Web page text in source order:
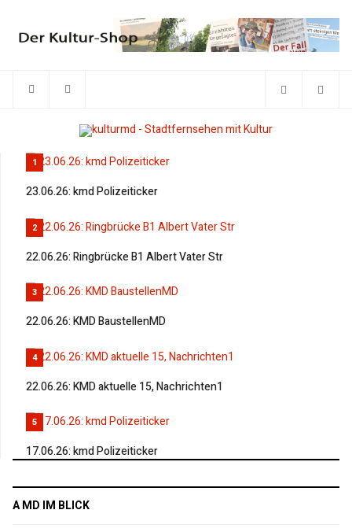
1
23.06.26: kmd Polizeiticker
2
22.06.26: Ringbrücke B1 Albert Vater Str
3
22.06.26: KMD BaustellenMD
4
22.06.26: KMD aktuelle 15, Nachrichten1
5
17.06.26: kmd Polizeiticker
A MD IM BLICK